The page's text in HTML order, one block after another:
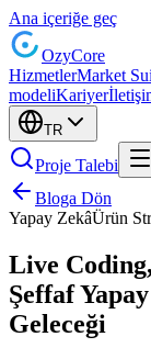
Ana içeriğe geç
OzyCore
HizmetlerMarket
modeliKariyer
TR
Proje Talebi
Bloga Dön
Yapay ZekâÜrün
Live Coding,
Şeffaf
Geleceği